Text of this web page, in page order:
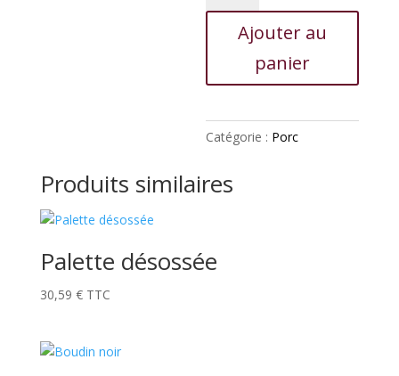
Langue
Ajouter au
panier
Catégorie : Porc
Produits similaires
Palette désossée
30,59 € TTC